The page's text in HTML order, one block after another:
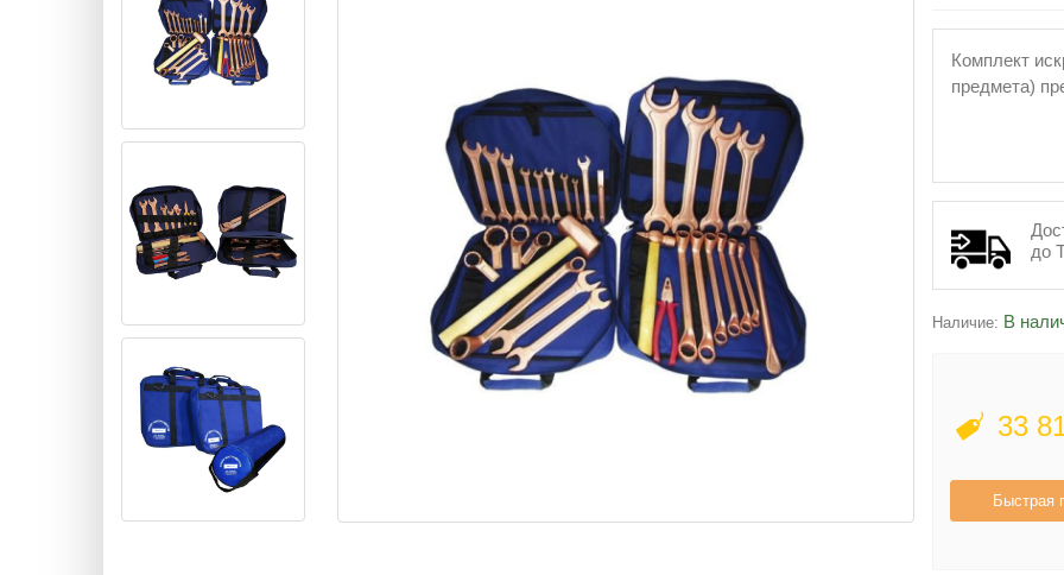
Комплект
предмета)
до
Наличие: В
33
Быстрая